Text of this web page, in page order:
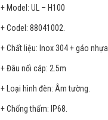
+ Model: UL – H100
+ Codel: 88041002.
+ Chất liệu: Inox 304 + gáo nhựa.
+ Đâu nối cáp: 2.5m
+ Loại hình đèn: Âm tường.
+ Chống thấm: IP68.